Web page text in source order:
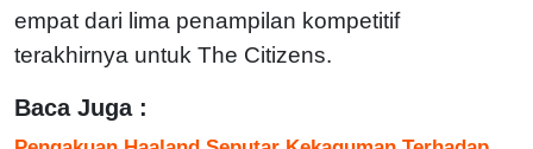
empat dari lima penampilan kompetitif
terakhirnya untuk The Citizens.
Baca Juga :